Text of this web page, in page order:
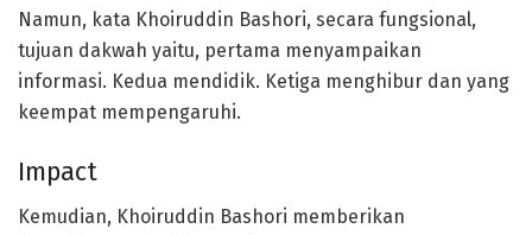
Namun, kata Khoiruddin Bashori, secara fungsional,
tujuan dakwah yaitu, pertama menyampaikan
informasi. Kedua mendidik. Ketiga menghibur dan yang
keempat mempengaruhi.
Impact
Kemudian, Khoiruddin Bashori memberikan